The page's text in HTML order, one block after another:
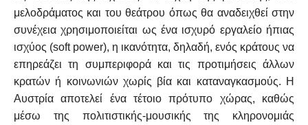
μελοδράματος και του θεάτρου όπως θα αναδειχθεί στην
συνέχεια χρησιμοποιείται ως ένα ισχυρό εργαλείο ήπιας
ισχύος (soft power), η ικανότητα, δηλαδή, ενός κράτους να
επηρεάζει τη συμπεριφορά και τις προτιμήσεις άλλων
κρατών ή κοινωνιών χωρίς βία και καταναγκασμούς. Η
Αυστρία αποτελεί ένα τέτοιο πρότυπο χώρας, καθώς
μέσω της πολιτιστικής-μουσικής της κληρονομιάς